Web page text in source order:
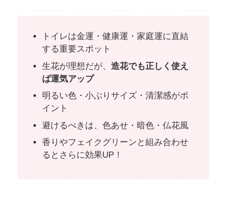
トイレは金運・健康運・家庭運に直結
する重要スポット
生花が理想だが、 造花でも正しく使え
ば運気アップ
明るい色・小ぶりサイズ・清潔感がポ
イント
避けるべきは、色あせ・暗色・仏花風
香りやフェイクグリーンと組み合わせ
るとさらに効果UP！